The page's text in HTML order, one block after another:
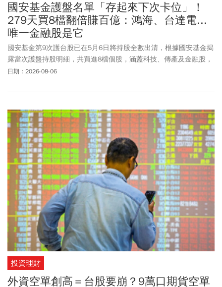
國安基金護盤名單「存起來下次卡位」！
279天買8檔翻倍賺百億：鴻海、台達電...
唯一金融股是它
國安基金第9次護台股已在5月6日將持股全數出清，根據國安基金揭
露當次護盤持股明細，共買進8檔個股，涵蓋科技、傳產及金融股，
其中以買進台積電淨賺新台幣76.59億元，加上配息達77.72億元獲
日期：2026-08-06
投資理財
外資空單創高＝台股要崩？9萬口期貨空單